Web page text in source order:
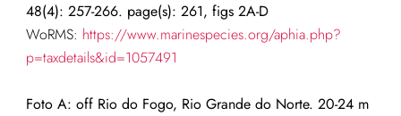
48(4): 257-266. page(s): 261, figs 2A-D
WoRMS: https://www.marinespecies.org/aphia.php?
p=taxdetails&id=1057491
Foto A: off Rio do Fogo, Rio Grande do Norte. 20-24 m